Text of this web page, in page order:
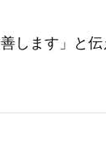
します」と